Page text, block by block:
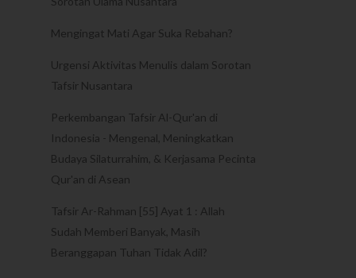
Mengingat Mati Agar Suka Rebahan?
Urgensi Aktivitas Menulis dalam Sorotan
Tafsir Nusantara
Perkembangan Tafsir Al-Qur'an di
Indonesia - Mengenal, Meningkatkan
Budaya Silaturrahim, & Kerjasama Pecinta
Qur'an di Asean
Tafsir Ar-Rahman [55] Ayat 1 : Allah
Sudah Memberi Banyak, Masih
Beranggapan Tuhan Tidak Adil?